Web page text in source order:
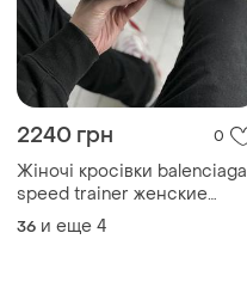
2240 грн 0
Жіночі кросівки balenciaga
speed trainer женские
кроссовки баленсиаги
36 и еще 4